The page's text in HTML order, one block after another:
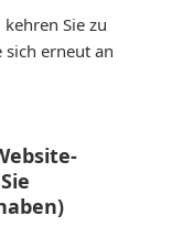
Sie zu
sich erneut an